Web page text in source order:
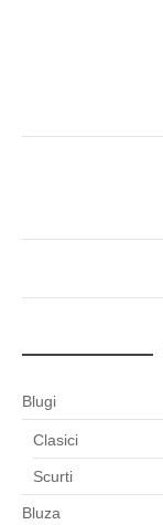
Blugi
Clasici
Scurti
Bluza